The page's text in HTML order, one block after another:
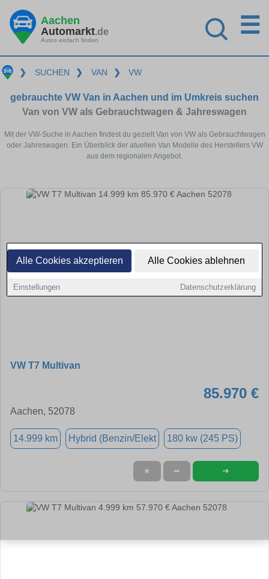
Alle Cookies akzeptieren Alle Cookies ablehnen
Einstellungen Datenschutzerklärung
Aachen
Automarkt.de
Autos einfach finden
☰
❯ SUCHEN ❯ VAN ❯ VW
gebrauchte VW Van in Aachen und im Umkreis suchen
Van von VW als Gebrauchtwagen & Jahreswagen
Mit der VW-Suche in Aachen findest du gezielt Van von VW als Gebrauchtwagen
oder Jahreswagen. Ein Überblick der atuellen Van Modelle des Herstellers VW
aus dem regionalen Angebot.
VW T7 Multivan
85.970 €
Aachen, 52078
14.999 km Hybrid (Benzin/Elekt 180 kw (245 PS)
★ ➦ ➜